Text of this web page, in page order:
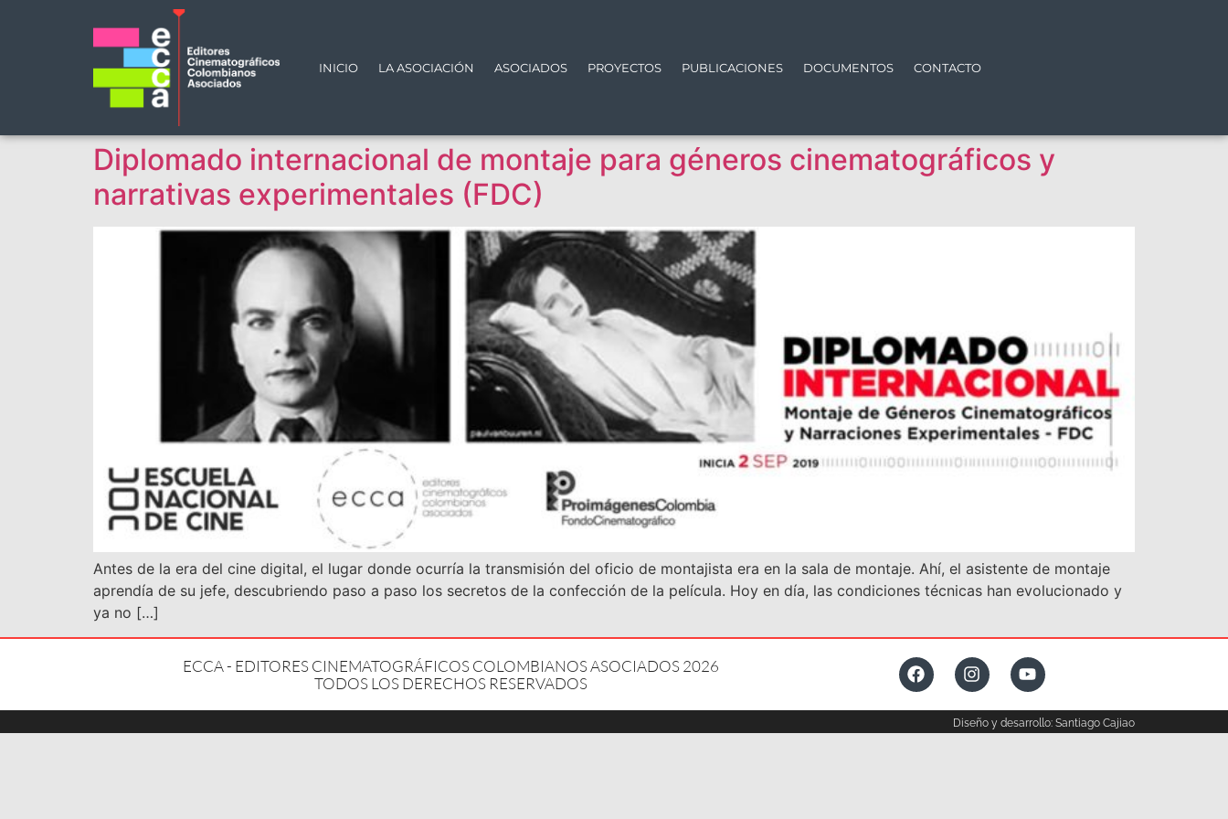
INICIO LA ASOCIACIÓN ASOCIADOS PROYECTOS PUBLICACIONES DOCUMENTOS CONTACTO
Diplomado internacional de montaje para géneros cinematográficos y
narrativas experimentales (FDC)
Antes de la era del cine digital, el lugar donde ocurría la transmisión del oficio de montajista era en la sala de montaje. Ahí, el asistente de montaje
aprendía de su jefe, descubriendo paso a paso los secretos de la confección de la película. Hoy en día, las condiciones técnicas han evolucionado y
ya no […]
ECCA - EDITORES CINEMATOGRÁFICOS COLOMBIANOS ASOCIADOS 2026
TODOS LOS DERECHOS RESERVADOS
Diseño y desarrollo: Santiago Cajiao